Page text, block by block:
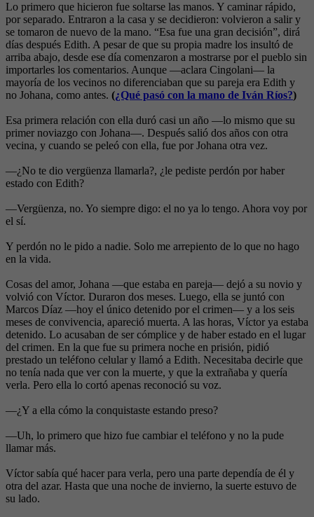
Lo primero que hicieron fue soltarse las manos. Y caminar rápido,
por separado. Entraron a la casa y se decidieron: volvieron a salir y
se tomaron de nuevo de la mano. “Esa fue una gran decisión”, dirá
días después Edith. A pesar de que su propia madre los insultó de
arriba abajo, desde ese día comenzaron a mostrarse por el pueblo sin
importarles los comentarios. Aunque —aclara Cingolani— la
mayoría de los vecinos no diferenciaban que su pareja era Edith y
no Johana, como antes. (¿Qué pasó con la mano de Iván Ríos?)
Esa primera relación con ella duró casi un año —lo mismo que su
primer noviazgo con Johana—. Después salió dos años con otra
vecina, y cuando se peleó con ella, fue por Johana otra vez.
—¿No te dio vergüenza llamarla?, ¿le pediste perdón por haber
estado con Edith?
—Vergüenza, no. Yo siempre digo: el no ya lo tengo. Ahora voy por
el sí.
Y perdón no le pido a nadie. Solo me arrepiento de lo que no hago
en la vida.
Cosas del amor, Johana —que estaba en pareja— dejó a su novio y
volvió con Víctor. Duraron dos meses. Luego, ella se juntó con
Marcos Díaz —hoy el único detenido por el crimen— y a los seis
meses de convivencia, apareció muerta. A las horas, Víctor ya estaba
detenido. Lo acusaban de ser cómplice y de haber estado en el lugar
del crimen. En la que fue su primera noche en prisión, pidió
prestado un teléfono celular y llamó a Edith. Necesitaba decirle que
no tenía nada que ver con la muerte, y que la extrañaba y quería
verla. Pero ella lo cortó apenas reconoció su voz.
—¿Y a ella cómo la conquistaste estando preso?
—Uh, lo primero que hizo fue cambiar el teléfono y no la pude
llamar más.
Víctor sabía qué hacer para verla, pero una parte dependía de él y
otra del azar. Hasta que una noche de invierno, la suerte estuvo de
su lado.